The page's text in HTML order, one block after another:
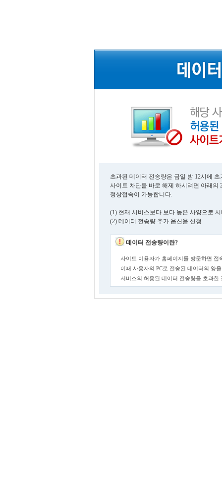
초과된 데이터 전송량은 금일 밤 12시에
사이트 차단을 바로 해제 하시려면 아래의
정상접속이 가능합니다.
(1) 현재 서비스보다 보다 높은 사양으로
(2) 데이터 전송량 추가 옵션을 신청
데이터 전송량이란?
사이트 이용자가 홈페이지를 방문하면 접
이때 사용자의 PC로 전송된 데이터의 양
서비스의 허용된 데이터 전송량을 초과